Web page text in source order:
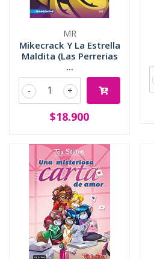
MR
Mikecrack Y La Estrella
Maldita (Las Perrerias
...
+
-
$18.900